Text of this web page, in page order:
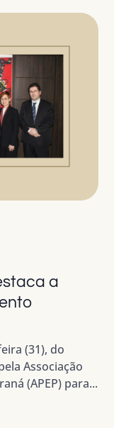
a
(31), do
Associação
(APEP) para...